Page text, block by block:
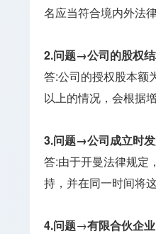
名应当符合境内外法
2.问题→公司的股权
答:公司的授权股本额
以上的情况，会根据
3.问题→公司成立时
答:由于开曼法律规定
持，并在同一时间将
4.问题→有限合伙企